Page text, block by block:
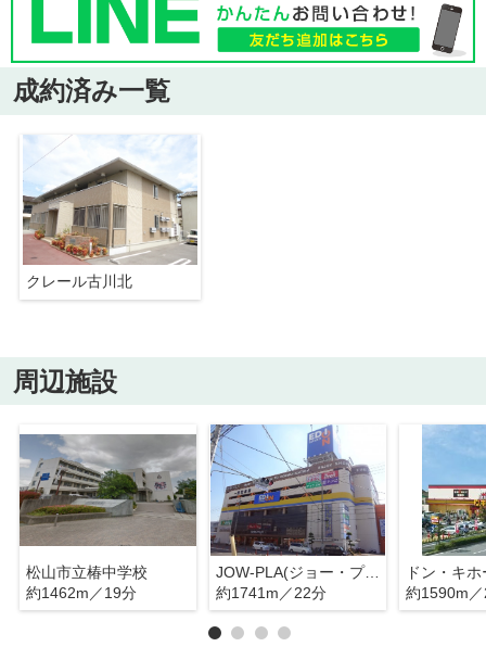
成約済み一覧
クレール古川北
周辺施設
松山市立椿中学校
約1462m／19分
JOW-PLA(ジョー・プラ)
約1741m／22分
ドン・キ
約1590m